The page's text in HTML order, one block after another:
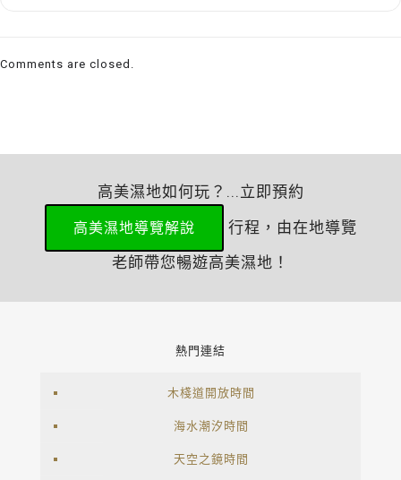
Comments are closed.
高美濕地如何玩？...立即預約
高美濕地導覽解說
行程，由在地導覽
老師帶您暢遊高美濕地！
熱門連結
木棧道開放時間
海水潮汐時間
天空之鏡時間